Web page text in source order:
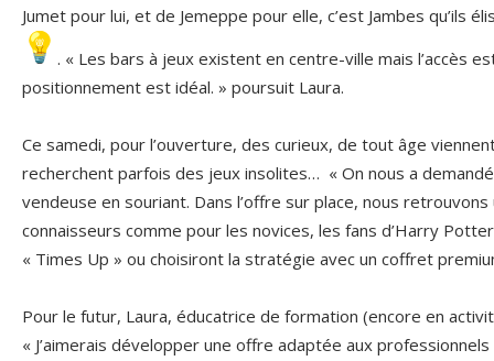
Jumet pour lui, et de Jemeppe pour elle, c’est Jambes qu’ils
. « Les bars à jeux existent en centre-ville mais l’accès
positionnement est idéal. » poursuit Laura.
Ce samedi, pour l’ouverture, des curieux, de tout âge
recherchent parfois des jeux insolites… « On nous a
vendeuse en souriant. Dans l’offre sur place, nous
connaisseurs comme pour les novices, les fans d’Harry
« Times Up » ou choisiront la stratégie avec un coffret
Pour le futur, Laura, éducatrice de formation (encore en
« J’aimerais développer une offre adaptée aux